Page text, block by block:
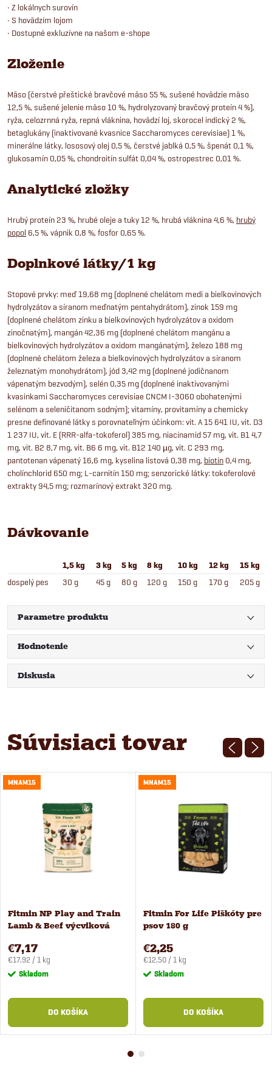
• Z lokálnych surovín
• S hovädzím lojom
• Dostupné exkluzívne na našom e-shope
Zloženie
Mäso (čerstvé přeštické bravčové mäso 55 %, sušené hovädzie mäso
12,5 %, sušené jelenie mäso 10 %, hydrolyzovaný bravčový proteín 4 %),
ryža, celozrnná ryža, repná vláknina, hovädzí loj, skorocel indický 2 %,
betaglukány (inaktivované kvasnice Saccharomyces cerevisiae) 1 %,
minerálne látky, lososový olej 0,5 %, čerstvé jablká 0,5 %, špenát 0,1 %,
glukosamín 0,05 %, chondroitín sulfát 0,04 %, ostropestrec 0,01 %.
Analytické zložky
Hrubý proteín 23 %, hrubé oleje a tuky 12 %, hrubá vláknina 4,6 %, hrubý
popol 6,5 %, vápnik 0,8 %, fosfor 0,65 %.
Doplnkové látky/1 kg
Stopové prvky: meď 19,68 mg (doplnené chelátom medi a bielkovinových
hydrolyzátov a síranom meďnatým pentahydrátom), zinok 159 mg
(doplnené chelátom zinku a bielkovinových hydrolyzátov a oxidom
zinočnatým), mangán 42,36 mg (doplnené chelátom mangánu a
bielkovinových hydrolyzátov a oxidom mangánatým), železo 188 mg
(doplnené chelátom železa a bielkovinových hydrolyzátov a síranom
železnatým monohydrátom), jód 3,42 mg (doplnené jodičnanom
vápenatým bezvodým), selén 0,35 mg (doplnené inaktivovanými
kvasinkami Saccharomyces cerevisiae CNCM I-3060 obohatenými
selénom a seleničitanom sodným); vitamíny, provitamíny a chemicky
presne definované látky s porovnateľným účinkom: vit. A 15 641 IU, vit. D3
1 237 IU, vit. E (RRR-alfa-tokoferol) 385 mg, niacínamid 57 mg, vit. B1 4,7
mg, vit. B2 8,7 mg, vit. B6 6 mg, vit. B12 140 µg, vit. C 293 mg,
pantotenan vápenatý 16,6 mg, kyselina listová 0,38 mg, biotín 0,4 mg,
cholínchlorid 650 mg; L-carnitín 150 mg; senzorické látky: tokoferolové
extrakty 94,5 mg; rozmarínový extrakt 320 mg.
Dávkovanie
1,5 kg 3 kg 5 kg 8 kg 10 kg 12 kg 15 kg
dospelý pes 30 g 45 g 80 g 120 g 150 g 170 g 205 g
Parametre produktu
Hodnotenie
Diskusia
Súvisiaci tovar
MNAM15
Fitmin NP Play and Train
Lamb & Beef výcviková
€7,17
Jednotková
cena:
€17,92 / 1 kg
Skladom
DO KOŠÍKA
MNAM15
Fitmin For Life Piškóty pre
psov 180 g
€2,25
Jednotková
cena:
€12,50 / 1 kg
Skladom
DO KOŠÍKA